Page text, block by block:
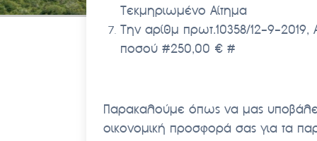
Τεκμηριωμένο Αίτημα
Την αρίθμ πρωτ.10358/12-9-
ποσού #250,00 € #
Παρακαλούμε όπως να μας
οικονομική προσφορά σας για τα